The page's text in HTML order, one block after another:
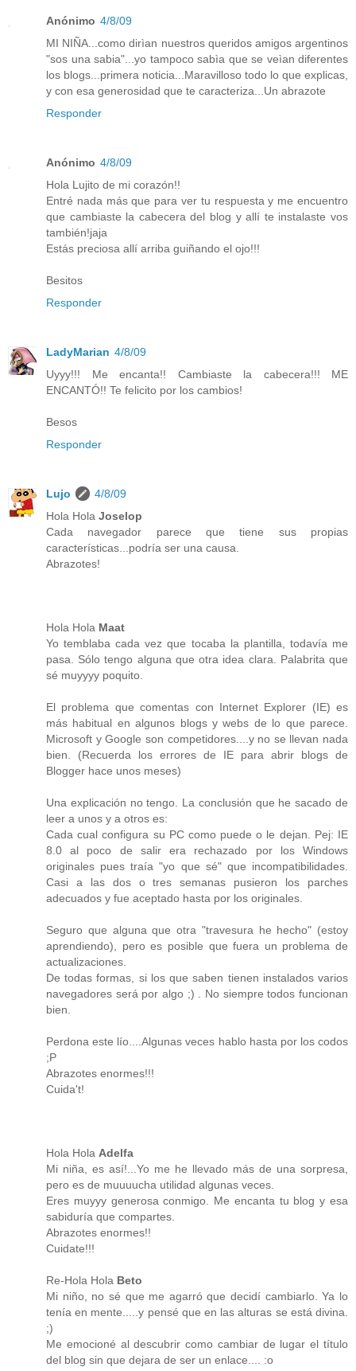
Anónimo 4/8/09
MI NIÑA...como dirìan nuestros queridos amigos argentinos
"sos una sabia"...yo tampoco sabìa que se veìan diferentes
los blogs...primera noticia...Maravilloso todo lo que explicas,
y con esa generosidad que te caracteriza...Un abrazote
Responder
Anónimo 4/8/09
Hola Lujito de mi corazón!!
Entré nada más que para ver tu respuesta y me encuentro
que cambiaste la cabecera del blog y allí te instalaste vos
también!jaja
Estás preciosa allí arriba guiñando el ojo!!!
Besitos
Responder
LadyMarian 4/8/09
Uyyy!!! Me encanta!! Cambiaste la cabecera!!! ME
ENCANTÓ!! Te felicito por los cambios!
Besos
Responder
Lujo
4/8/09
Hola Hola Joselop
Cada navegador parece que tiene sus propias
características...podría ser una causa.
Abrazotes!
Hola Hola Maat
Yo temblaba cada vez que tocaba la plantilla, todavía me
pasa. Sólo tengo alguna que otra idea clara. Palabrita que
sé muyyyy poquito.
El problema que comentas con Internet Explorer (IE) es
más habitual en algunos blogs y webs de lo que parece.
Microsoft y Google son competidores....y no se llevan nada
bien. (Recuerda los errores de IE para abrir blogs de
Blogger hace unos meses)
Una explicación no tengo. La conclusión que he sacado de
leer a unos y a otros es:
Cada cual configura su PC como puede o le dejan. Pej: IE
8.0 al poco de salir era rechazado por los Windows
originales pues traía "yo que sé" que incompatibilidades.
Casi a las dos o tres semanas pusieron los parches
adecuados y fue aceptado hasta por los originales.
Seguro que alguna que otra "travesura he hecho" (estoy
aprendiendo), pero es posible que fuera un problema de
actualizaciones.
De todas formas, si los que saben tienen instalados varios
navegadores será por algo ;) . No siempre todos funcionan
bien.
Perdona este lío....Algunas veces hablo hasta por los codos
;P
Abrazotes enormes!!!
Cuida't!
Hola Hola Adelfa
Mi niña, es así!...Yo me he llevado más de una sorpresa,
pero es de muuuucha utilidad algunas veces.
Eres muyyy generosa conmigo. Me encanta tu blog y esa
sabiduría que compartes.
Abrazotes enormes!!
Cuidate!!!
Re-Hola Hola Beto
Mi niño, no sé que me agarró que decidí cambiarlo. Ya lo
tenía en mente.....y pensé que en las alturas se está divina.
;)
Me emocioné al descubrir como cambiar de lugar el título
del blog sin que dejara de ser un enlace.... :o